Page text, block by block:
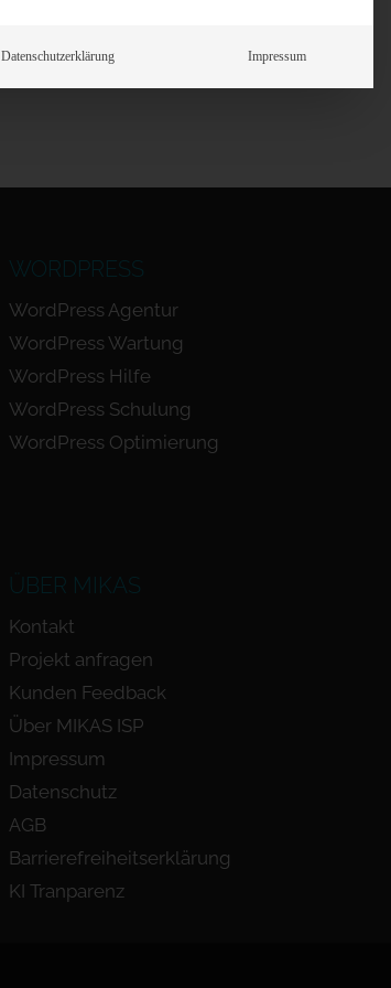
WORDPRESS
WordPress Agentur
WordPress Wartung
WordPress Hilfe
WordPress Schulung
WordPress Optimierung
ÜBER MIKAS
Kontakt
Projekt anfragen
Kunden Feedback
Über MIKAS ISP
Impressum
Datenschutz
AGB
Barrierefreiheits­erklärung
KI Tranparenz
Datenschutzerklärung Impressum